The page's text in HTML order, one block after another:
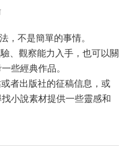
，不是簡單的事情。
、觀察能力入手，也可以關
些經典作品。
者出版社的征稿信息，或
小說素材提供一些靈感和